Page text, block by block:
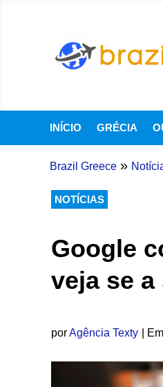
INÍCIO GRÉCIA
Brazil Greece »
NOTÍCIAS
Google
veja se a
porAgência Texty | Em